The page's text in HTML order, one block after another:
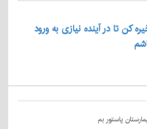
کن تا در آینده نیازی به ورود
پاستور بم